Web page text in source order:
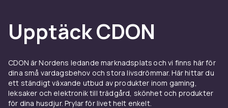
Skapa en mysig stämning
hemma med rätt inredning
För att skapa den perfekta stämningen
behövs den perfekta inredningen. Överväg
vårt urval av inredningsdetaljer, som ramar och
tavlor, belysning, ochdofter för hemmet . Från
Upptäck CDON
CDON är Nordens ledande marknadsplats och vi finns här för
dina små vardagsbehov och stora livsdrömmar. Här hittar du
ett ständigt växande utbud av produkter inom gaming,
leksaker och elektronik till trädgård, skönhet och produkter
för dina husdjur. Prylar för livet helt enkelt.